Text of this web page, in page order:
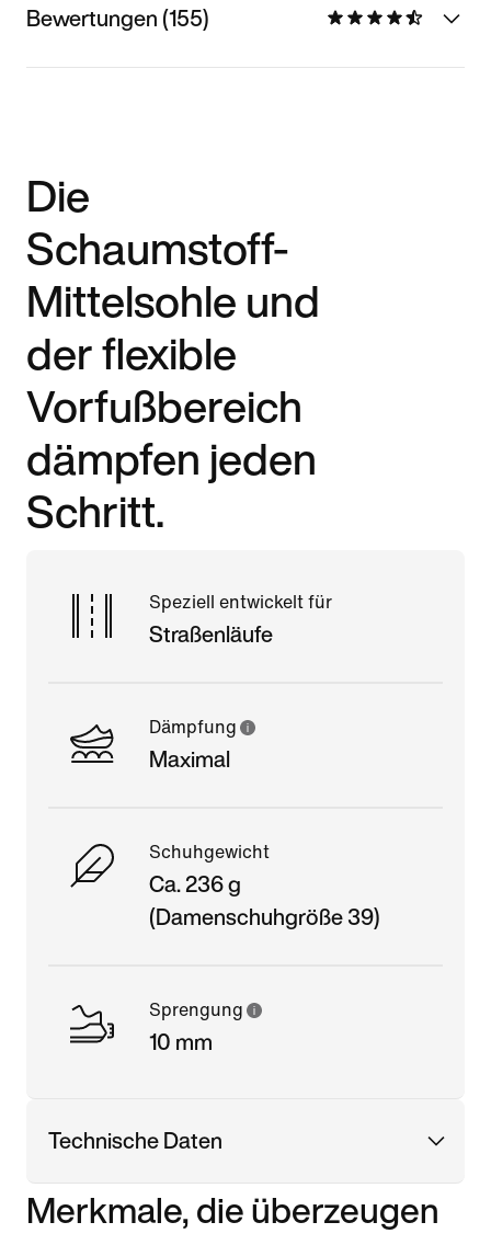
Bewertungen (155)
Die
Schaumstoff-
Mittelsohle und
der flexible
Vorfußbereich
dämpfen jeden
Schritt.
Speziell entwickelt für
Straßenläufe
Dämpfung
Maximal
Schuhgewicht
Ca. 236 g
(Damenschuhgröße 39)
Sprengung
10 mm
Technische Daten
Merkmale, die überzeugen